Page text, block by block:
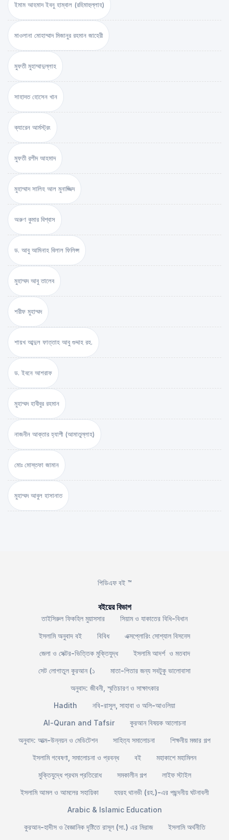
ইমাম আহমাদ ইবনু হাম্বাল (রহিমাহুল্লাহ)
মাওলানা মোহাম্মাদ মিজানুর রহমান জাহেরী
মুফতী মুহাম্মাদুল্লাহ
সাহাদত হোসেন খান
ক্যারেন আর্মস্ট্রং
মুফতী রশীদ আহমাদ
মুহাম্মাদ সালিহ আল মুনাজ্জিদ
অরুণ কুমার বিশ্বাস
ড. আবু আমিনাহ বিলাল ফিলিপ্স
মুহাম্মদ আবু তালেব
শরীফ মুহাম্মদ
শায়খ আব্দুল ফাত্তাহ আবু গুদ্দাহ রহ.
ড. ইবনে আশরাফ
মুহাম্মদ হাবীবুর রহমান
নাজনীন আক্তার হ্যাপী (আমাতুল্লাহ)
মোঃ মোস্তফা জামান
মুহাম্মদ আবুল হাসানাত
পিডিএফ বই ™
বইয়ের বিভাগ
তাইসিরুল ফিকহিল মুয়াসসার
সিয়াম ও যাকাতের বিধি-বিধান
ইসলামি অনুবাদ বই
বিবিধ
এক্সপ্লোরিং সোশ্যাল বিসনেস
জেলা ও সেক্টর-ভিত্তিক মুক্তিযুদ্ধ
ইসলামি আদর্শ ও মতবাদ
সেট লোগাতুল কুরআন (১
মাতা-পিতার জন্য সবটুকু ভালোবাসা
অনুবাদ: জীবনী, স্মৃতিচারণ ও সাক্ষাৎকার
Hadith
নবি-রাসুল, সাহাবা ও অলি-আওলিয়া
Al-Quran and Tafsir
কুরআন বিষয়ক আলোচনা
অনুবাদ: আত্ম-উন্নয়ন ও মেডিটেশন
সাহিত্য সমালোচনা
শিক্ষনীয় মজার গল্প
ইসলামি গবেষণা, সমালোচনা ও প্রবন্ধ
বই
মহাকাশে মহামিলন
মুক্তিযুদ্ধে প্রথম প্রতিরোধ
সমকালীন গল্প
লাইফ স্টাইল
ইসলামি আমল ও আমলের সহায়িকা
হযরহ থানভী (রহ.)-এর পছন্দনীয় ঘটনাবলী
Arabic & Islamic Education
কুরআন-হাদীস ও বৈজ্ঞানিক দৃষ্টিতে রাসূল (সা.) এর মিরাজ
ইসলামি অর্থনীতি